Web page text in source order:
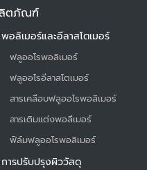
ตภัณฑ์
พอลิเมอร์และอีลาสโตเมอร์
ฟลูออโรพอลิเมอร์
ฟลูออโรอีลาสโตเมอร์
สารเคลือบฟลูออโรพอลิเมอร์
สารเติมแต่งพอลีเมอร์
ฟิล์มฟลูออโรพอลิเมอร์
การปรับปรุงผิววัสดุ